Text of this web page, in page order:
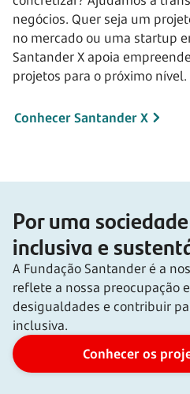
negócios. Quer seja um
no mercado ou uma startup
Santander X apoia
projetos para o próximo nível.
Conhecer Santander X
Por uma
inclusiva e
A Fundação Santander é a
reflete a nossa preocupação
desigualdades e contribuir
inclusiva.
Conhecer os